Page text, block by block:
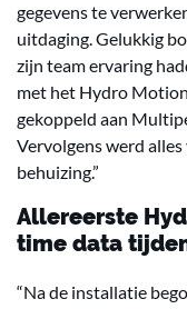
gegevens te
uitdaging. Gelukkig
zijn team ervaring
met het Hydro
gekoppeld aan
Vervolgens werd
behuizing.”
Allereerste
time data
“Na de installatie